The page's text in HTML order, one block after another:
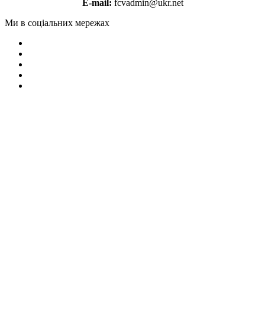
E-mail: fcvadmin@ukr.net
Ми в соціальних мережах